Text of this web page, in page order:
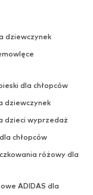
dziewczynek
dla chłopców
dziewczynek
dzieci wyprzedaż
chłopców
różowy dla
ADIDAS dla